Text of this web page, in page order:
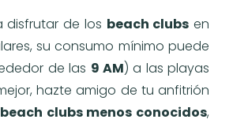
disfrutar de los beach clubs en
su consumo mínimo puede
de las 9 AM) a las playas
hazte amigo de tu anfitrión
beach clubs menos conocidos,